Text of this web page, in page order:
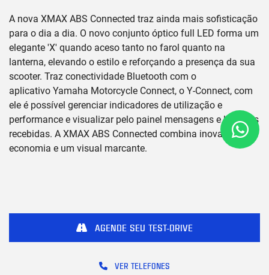
A nova XMAX ABS Connected traz ainda mais sofisticação
para o dia a dia. O novo conjunto óptico full LED forma um
elegante 'X' quando aceso tanto no farol quanto na
lanterna, elevando o estilo e reforçando a presença da sua
scooter. Traz conectividade Bluetooth com o
aplicativo Yamaha Motorcycle Connect, o Y-Connect, com
ele é possível gerenciar indicadores de utilização e
performance e visualizar pelo painel mensagens e ligações
recebidas. A XMAX ABS Connected combina inovação,
economia e um visual marcante.
VER TELEFONES
AGENDE SEU TEST-DRIVE